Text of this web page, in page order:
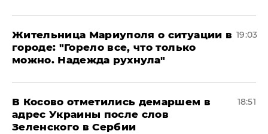
Жительница Мариуполя о ситуации в
городе: "Горело все, что только
можно. Надежда рухнула"
19:03
В Косово отметились демаршем в
адрес Украины после слов
Зеленского в Сербии
18:51